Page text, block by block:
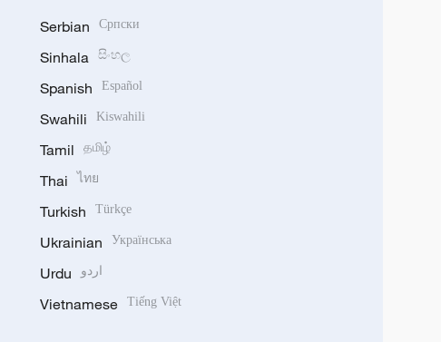
Serbian Српски
Sinhala සිංහල
Spanish Español
Swahili Kiswahili
Tamil தமிழ்
Thai ไทย
Turkish Türkçe
Ukrainian Українська
Urdu اردو
Vietnamese Tiếng Việt